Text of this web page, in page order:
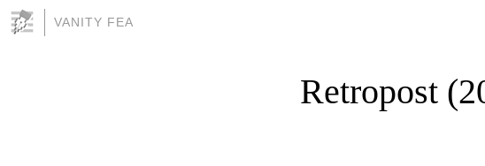
VANITY FEA
Retropost